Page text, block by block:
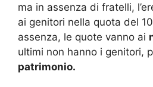
ma in assenza di fratelli,
ai genitori nella quota del
assenza, le quote vanno ai
ultimi non hanno i genitori,
patrimonio.